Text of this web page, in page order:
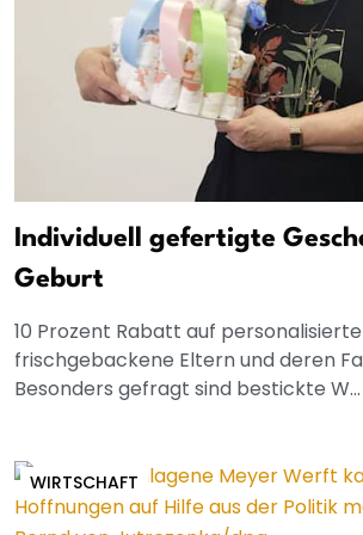
Individuell gefertigte
Geburt
10 Prozent Rabatt auf
frischgebackene Eltern und deren
Besonders gefragt sind bestickte W...
WIRTSCHAFT